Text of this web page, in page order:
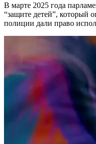
В марте 2025 года
“защите детей”, который
полиции дали право